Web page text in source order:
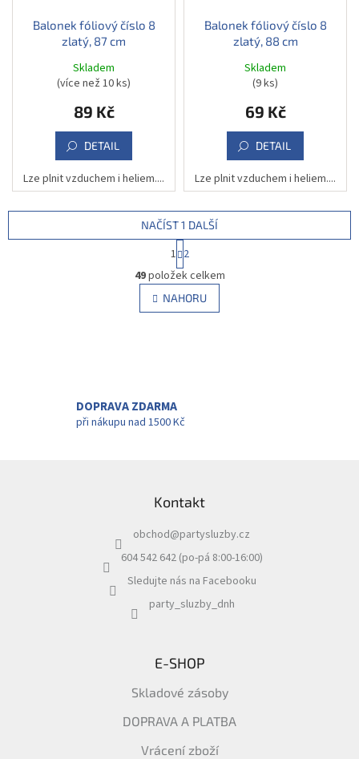
Balonek fóliový číslo 8
zlatý, 87 cm
Skladem
(více než 10 ks)
89 Kč
DETAIL
Lze plnit vzduchem i heliem....
Balonek fóliový číslo 8
zlatý, 88 cm
Skladem
(9 ks)
69 Kč
DETAIL
Lze plnit vzduchem i heliem....
O
v
l
á
v
p
i
u
NAČÍST 1 DALŠÍ
t
r
á
n
k
1 2
49položek celkem
NAHORU
DOPRAVA ZDARMA
při nákupu nad 1500 Kč
Kontakt
obchod@partysluzby.cz
604 542 642 (po-pá 8:00-16:00)
Sledujte nás na Facebooku
party_sluzby_dnh
E-SHOP
Skladové zásoby
DOPRAVA A PLATBA
Vrácení zboží